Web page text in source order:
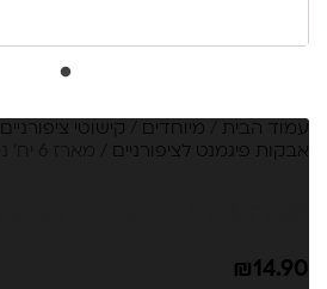
עמוד הבית מיוחדים קישוטי ציפורניים
אבקות פיגמנט לציפורניים
₪14.90